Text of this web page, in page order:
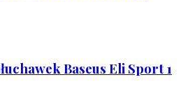
Baseus Eli Sport 1